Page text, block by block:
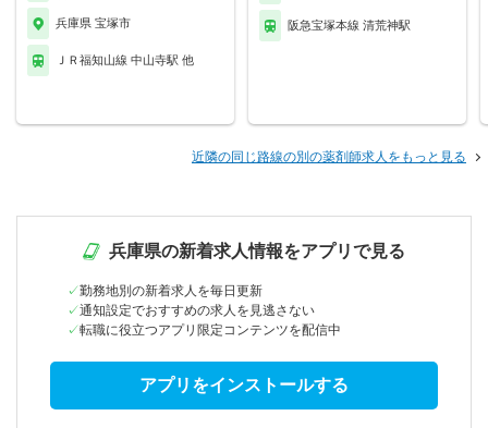
兵庫県 宝塚市
ＪＲ福知山線 中山寺駅 他
阪急宝塚本線 清荒神駅
近隣の同じ路線の別の薬剤師求人をもっと見る
兵庫県の新着求人情報をアプリで見る
勤務地別の新着求人を毎日更新
通知設定でおすすめの求人を見逃さない
転職に役立つアプリ限定コンテンツを配信中
アプリをインストールする